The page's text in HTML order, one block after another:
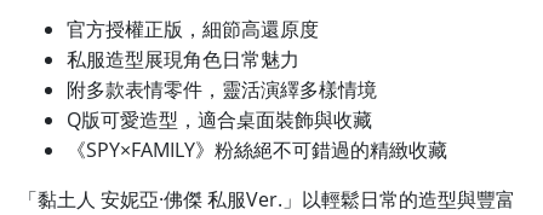
官方授權正版，細節高還原度
私服造型展現角色日常魅力
附多款表情零件，靈活演繹多樣情境
Q版可愛造型，適合桌面裝飾與收藏
《SPY×FAMILY》粉絲絕不可錯過的精緻收藏
「黏土人 安妮亞·佛傑 私服Ver.」以輕鬆日常的造型與豐富